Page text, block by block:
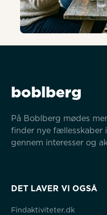
boblberg
På Boblberg mødes
finder nye fællesskaber
gennem interesser og
DET LAVER VI OGSÅ
Findaktiviteter.dk